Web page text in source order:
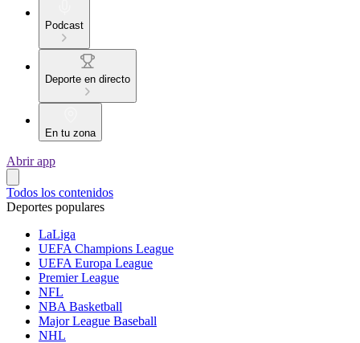
Podcast
Deporte en directo
En tu zona
Abrir app
Todos los contenidos
Deportes populares
LaLiga
UEFA Champions League
UEFA Europa League
Premier League
NFL
NBA Basketball
Major League Baseball
NHL